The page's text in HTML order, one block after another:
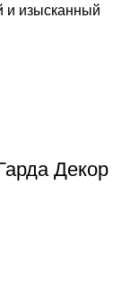
и изысканный
Декор